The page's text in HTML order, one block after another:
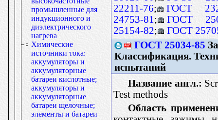
промышленные для
индукционного и
диэлектрического
нагрева
Химические
источники тока:
аккумуляторы и
аккумуляторные
батареи кислотные;
аккумуляторы и
аккумуляторные
батареи щелочные;
элементы и батареи
22211-76;
ГОСТ
24753-81 ;
ГОСТ
25154-82;
ГОСТ
ГОСТ 25034-85
Классификация.
испытаний
Название англ.:
Test methods
Область